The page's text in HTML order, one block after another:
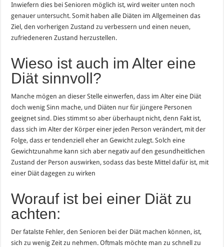
Inwiefern dies bei Senioren möglich ist, wird weiter unten noch
genauer untersucht. Somit haben alle Diäten im Allgemeinen das
Ziel, den vorherigen Zustand zu verbessern und einen neuen,
zufriedeneren Zustand herzustellen.
Wieso ist auch im Alter eine
Diät sinnvoll?
Manche mögen an dieser Stelle einwerfen, dass im Alter eine Diät
doch wenig Sinn mache, und Diäten nur für jüngere Personen
geeignet sind. Dies stimmt so aber überhaupt nicht, denn Fakt ist,
dass sich im Alter der Körper einer jeden Person verändert, mit der
Folge, dass er tendenziell eher an Gewicht zulegt. Solch eine
Gewichtzunahme kann sich aber negativ auf den gesundheitlichen
Zustand der Person auswirken, sodass das beste Mittel dafür ist, mit
einer Diät dagegen zu wirken
Worauf ist bei einer Diät zu
achten:
Der fatalste Fehler, den Senioren bei der Diät machen können, ist,
sich zu wenig Zeit zu nehmen. Oftmals möchte man zu schnell zu